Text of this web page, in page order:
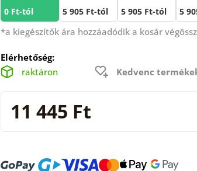
0 Ft-tól 5 905 Ft-tól 5 905 Ft-tól 5
*a kiegészítők ára hozzáadódik a kosár
Elérhetőség:
raktáron
Kedvenc
11 445 Ft